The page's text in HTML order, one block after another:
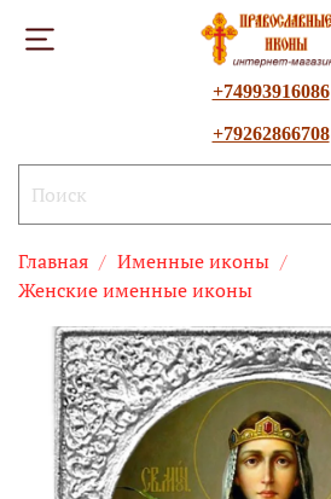
+74993916086
+79262866708
Главная
Именные иконы
Женские именные иконы